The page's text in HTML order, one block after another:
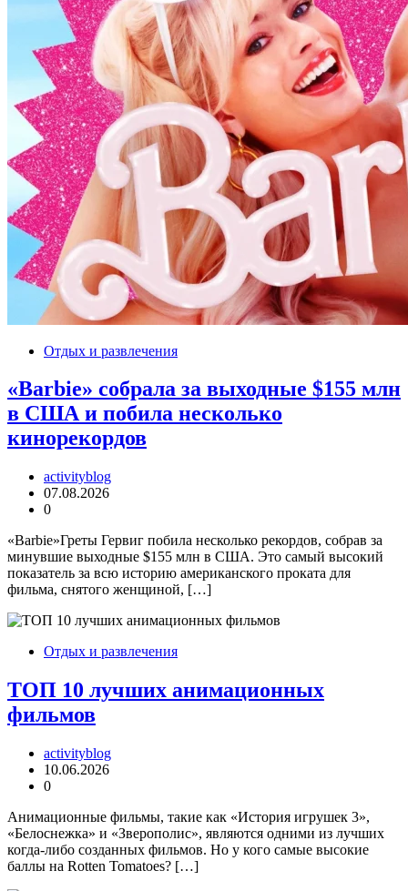
Отдых и развлечения
«Barbie» собрала за выходные $155 млн
в США и побила несколько
кинорекордов
activityblog
07.08.2026
0
«Barbie»Греты Гервиг побила несколько рекордов, собрав за
минувшие выходные $155 млн в США. Это самый высокий
показатель за всю историю американского проката для
фильма, снятого женщиной, […]
Отдых и развлечения
ТОП 10 лучших анимационных
фильмов
activityblog
10.06.2026
0
Анимационные фильмы, такие как «История игрушек 3»,
«Белоснежка» и «Зверополис», являются одними из лучших
когда-либо созданных фильмов. Но у кого самые высокие
баллы на Rotten Tomatoes? […]